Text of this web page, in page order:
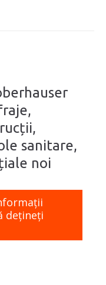
sanitare,
noi
dețineți